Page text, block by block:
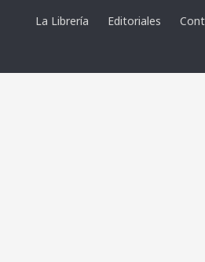
La Librería Editoriales